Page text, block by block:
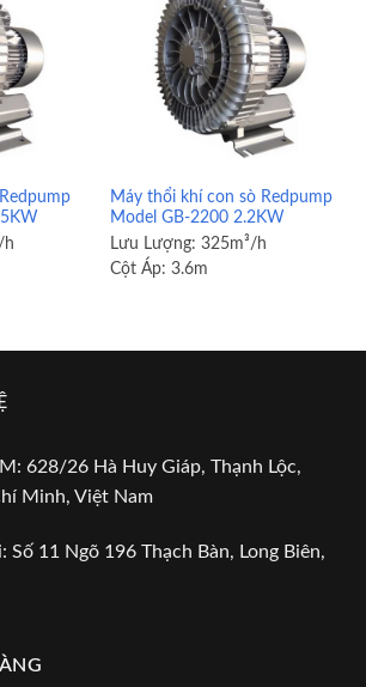
h
Máy thổi khí con sò Redpump
Model GB-2200 2.2KW
Lưu Lượng: 325m³/h
Cột Áp: 3.6m
628/26 Hà Huy Giáp, Thạnh Lộc,
Minh, Việt Nam
Số 11 Ngõ 196 Thạch Bàn, Long Biên,